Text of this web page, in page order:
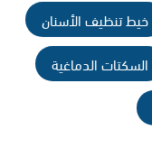
خيط تنظيف الأسنان
السكتات الدماغية